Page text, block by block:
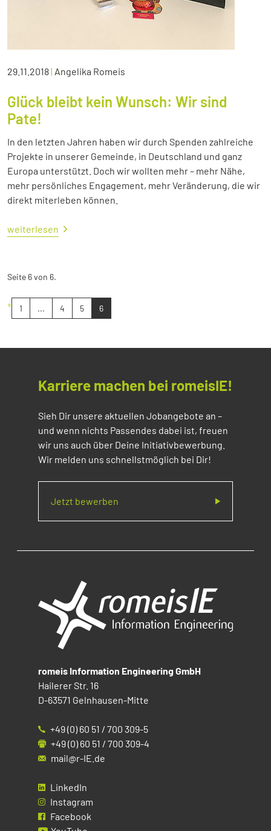
29.11.2018| Angelika Romeis
Glück bleibt kein Wunsch: Wir sind
Pate!
In den letzten Jahren haben wir durch Spenden zahlreiche
Projekte in unserer Gemeinde, in Deutschland und ganz
Europa unterstützt. Doch wir wollten mehr – mehr Nähe,
mehr persönliches Engagement, mehr Veränderung, die wir
direkt miterleben können.
weiterlesen
Seite 6 von 6.
« 1 ... 4 5 6
Karriere machen bei romeisIE!
Sieh Dir unsere aktuellen Jobangebote an –
und wenn nichts Passendes dabei ist, freuen
wir uns auch über Deine Initiativbewerbung.
Wir melden uns schnellstmöglich bei Dir!
Jetzt bewerben
romeis Information Engineering GmbH
Hailerer Str. 16
D-63571 Gelnhausen-Mitte
+49 (0) 60 51 / 700 309-5
+49 (0) 60 51 / 700 309-4
mail@r-IE.de
LinkedIn
Instagram
Facebook